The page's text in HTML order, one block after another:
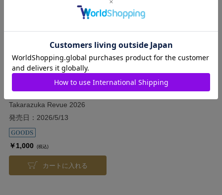
Takarazuka Revue 2026
発売日：2026/5/13
￥1,000 (税込)
カートに入れる